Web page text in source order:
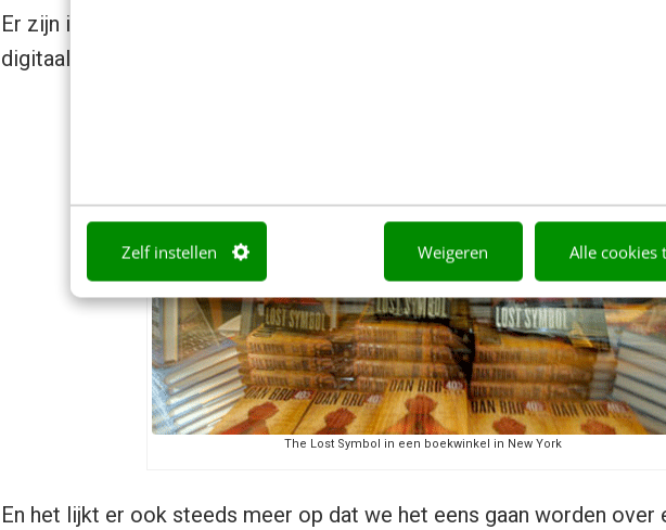
Zelf instellen Weigeren Alle cookies
Er zijn inderdaad hoopvolle signalen. Amazon heeft begrepen dat de
digitaal boek substantieel lager moet zijn dan de papieren versie.
The Lost Symbol in een boekwinkel in New York
En het lijkt er ook steeds meer op dat we het eens gaan worden over